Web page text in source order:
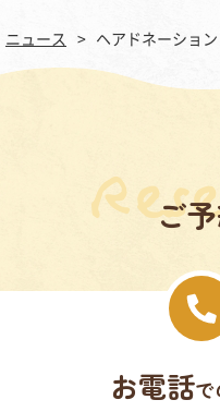
ニュース ヘアドネーション
ご
お電話